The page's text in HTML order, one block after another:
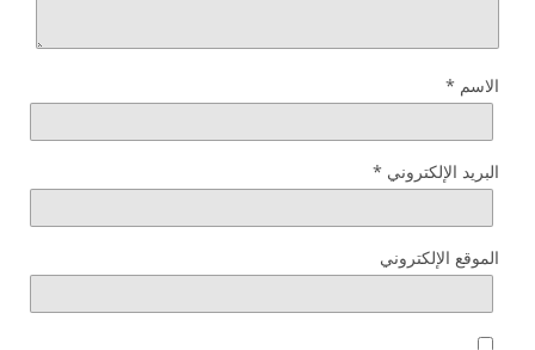
الاسم *
البريد الإلكتروني *
الموقع الإلكتروني